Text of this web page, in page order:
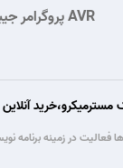
پروگرامر جیبی AVR
آنلاین